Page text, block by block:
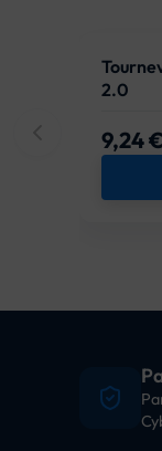
2.0
Prix
9,24 €